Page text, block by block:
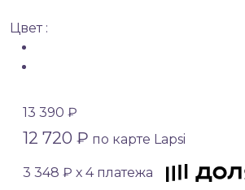
Цвет :
13 390 ₽
12 720 ₽ по карте Lapsi
3 348 ₽ х 4 платежа